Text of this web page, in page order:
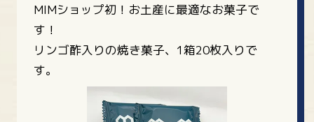
MIMショップ初！お土産に最適なお菓子で
す！
リンゴ酢入りの焼き菓子、1箱20枚入りで
す。